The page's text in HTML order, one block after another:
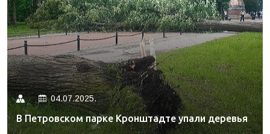
04.07.2025.
В Петровском парке Кронштадте упали деревья